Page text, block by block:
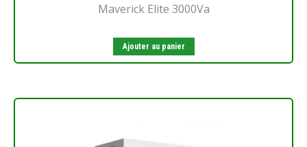
Maverick Elite 3000Va
Ajouter au panier